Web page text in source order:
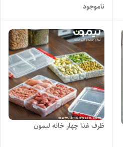
ناموجود
ظرف غذا چهار خانه لیمون